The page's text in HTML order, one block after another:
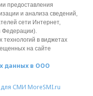
предоставления
и анализа сведений,
сети Интернет,
Федерации).
в виджетах
на сайте
данных в ООО
для СМИ MoreSMI.ru